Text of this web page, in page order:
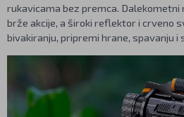
rukavicama bez premca.
brže akcije, a široki reflektor i crveno
bivakiranju, pripremi hrane, spavanju i